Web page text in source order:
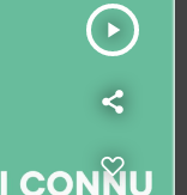
play_arrow